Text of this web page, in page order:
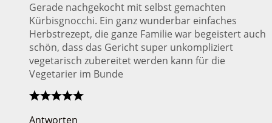
Gerade nachgekocht mit selbst gemachten
Kürbisgnocchi. Ein ganz wunderbar einfaches
Herbstrezept, die ganze Familie war begeistert auch
schön, dass das Gericht super unkompliziert
vegetarisch zubereitet werden kann für die
Vegetarier im Bunde
Antworten